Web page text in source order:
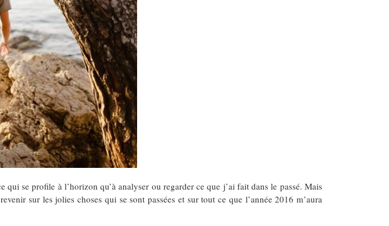
se profile à l’horizon qu’à analyser ou regarder ce que j’ai fait dans le passé. Mais
sur les jolies choses qui se sont passées et sur tout ce que l’année 2016 m’aura